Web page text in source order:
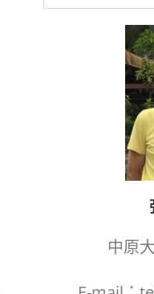
中原